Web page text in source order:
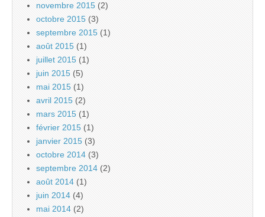
novembre 2015 (2)
octobre 2015 (3)
septembre 2015 (1)
août 2015 (1)
juillet 2015 (1)
juin 2015 (5)
mai 2015 (1)
avril 2015 (2)
mars 2015 (1)
février 2015 (1)
janvier 2015 (3)
octobre 2014 (3)
septembre 2014 (2)
août 2014 (1)
juin 2014 (4)
mai 2014 (2)